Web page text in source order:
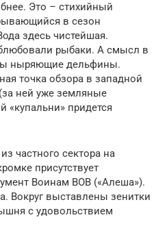
Это – стихийный
в сезон
здесь чистейшая.
рыбаки. А смысл в
ныряющие дельфины.
точка обзора в западной
ней уже земляные
«купальни» придется
частного сектора на
присутствует
Воинам ВОВ («Алеша»).
Вокруг выставлены зенитки
с удовольствием